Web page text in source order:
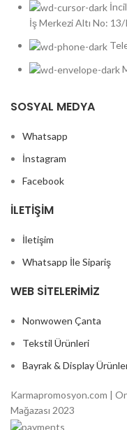
İş Merkezi Altı No:
SOSYAL MEDYA
Whatsapp
İnstagram
Facebook
İLETIŞIM
İletişim
Whatsapp İle Sipariş
WEB SITELERIMIZ
Nonwowen Çanta
Tekstil Ürünleri
Bayrak & Display
Karmapromosyon.com |
Mağazası 2023